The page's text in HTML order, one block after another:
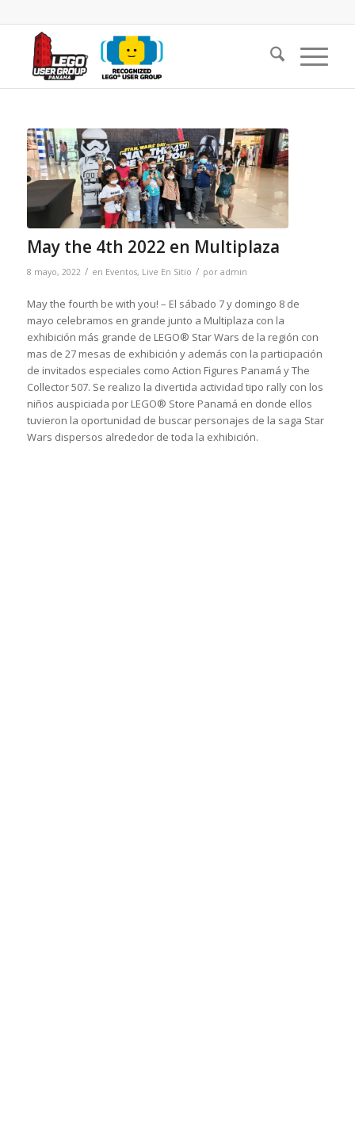
May the 4th 2022 en Multiplaza
8 mayo, 2022 / en Eventos, Live En Sitio / por admin
May the fourth be with you! – El sábado 7 y domingo 8 de
mayo celebramos en grande junto a Multiplaza con la
exhibición más grande de LEGO® Star Wars de la región con
mas de 27 mesas de exhibición y además con la participación
de invitados especiales como Action Figures Panamá y The
Collector 507. Se realizo la divertida actividad tipo rally con los
niños auspiciada por LEGO® Store Panamá en donde ellos
tuvieron la oportunidad de buscar personajes de la saga Star
Wars dispersos alrededor de toda la exhibición.